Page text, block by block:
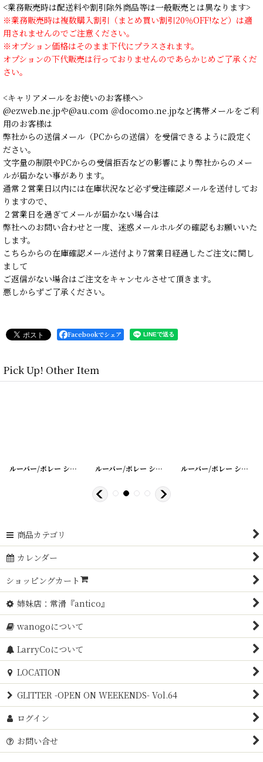
<業務販売時は配送料や割引除外商品等は一般販売とは異なります>
※業務販売時は複数購入割引（まとめ買い割引20％OFF!など）は適
用されませんのでご注意ください。
※オプション価格はそのまま下代にプラスされます。
オプションの下代販売は行っておりませんのであらかじめご了承くだ
さい。
<キャリアメールをお使いのお客様へ>
@ezweb.ne.jpや@au.com ＠docomo.ne.jpなど携帯メールをご利
用のお客様は
弊社からの送信メール（PCからの送信）を受信できるように設定く
ださい。
文字量の制限やPCからの受信拒否などの影響により弊社からのメー
ルが届かない事があります。
通常２営業日以内には在庫状況など必ず受注確認メールを送付してお
りますので、
２営業日を過ぎてメールが届かない場合は
弊社へのお問い合わせと一度、迷惑メールホルダの確認もお願いいた
します。
こちらからの在庫確認メール送付より7営業日経過したご注文に関し
まして
ご返信がない場合はご注文をキャンセルさせて頂きます。
悪しからずご了承ください。
Facebookでシェア
Pick Up! Other Item
[20200401-26 ]
ルーバー/ボレー シャッター シングル [20200401-36 ]
ルーバー/ボレー シャッター シングル [20200401-
ルーバー/ボレー シャッター シングル
商品カテゴリ
カレンダー
ショッピングカート
姉妹店：常滑『antico』
wanogoについて
LarryCoについて
LOCATION
GLITTER -OPEN ON WEEKENDS- Vol.64
ログイン
お問い合せ